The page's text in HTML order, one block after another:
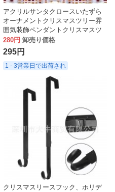
アクリルサンタクロースいたずら
オーナメントクリスマスツリー雰
囲気装飾ペンダントクリスマスツ
リーペンダント装飾配置
280円 卸売り価格
295円
1 - 3営業日で出荷され
クリスマスリースフック、ホリデ